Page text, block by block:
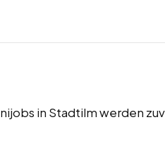
in Stadtilm werden